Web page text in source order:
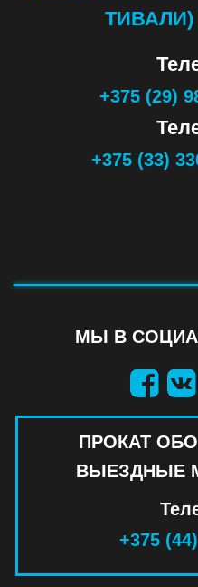
ТИВАЛИ)
+375 (29)
+375 (33)
МЫ В
ПРОКАТ
ВЫЕЗДНЫЕ
+375